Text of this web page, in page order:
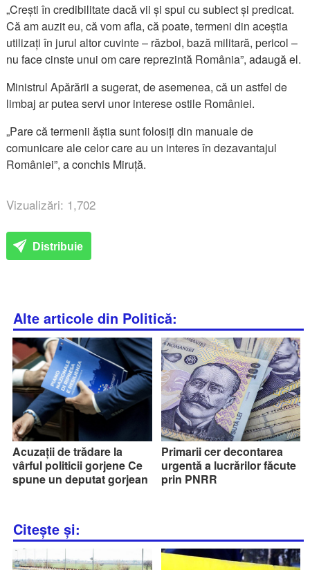
„Crești în credibilitate dacă vii și spui cu subiect și predicat.
Că am auzit eu, că vom afla, că poate, termeni din aceștia
utilizați în jurul altor cuvinte – război, bază militară, pericol –
nu face cinste unui om care reprezintă România”, adaugă el.
Ministrul Apărării a sugerat, de asemenea, că un astfel de
limbaj ar putea servi unor interese ostile României.
„Pare că termenii ăștia sunt folosiți din manuale de
comunicare ale celor care au un interes în dezavantajul
României”, a conchis Miruță.
Vizualizări: 1,702
Distribuie
Alte articole din Politică:
Acuzații de trădare la
vârful politicii gorjene Ce
spune un deputat gorjean
Primarii cer decontarea
urgentă a lucrărilor făcute
prin PNRR
Citește și: